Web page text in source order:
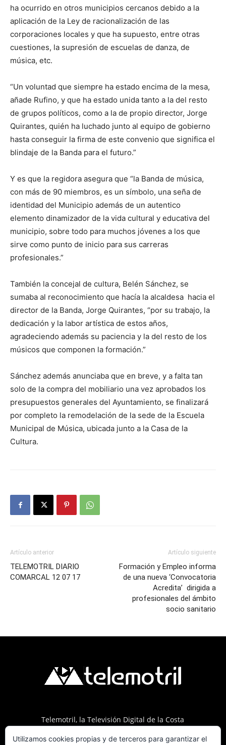
ha ocurrido en otros municipios cercanos debido a la
aplicación de la Ley de racionalización de las
corporaciones locales y que ha supuesto, entre otras
cuestiones, la supresión de escuelas de danza, de
música, etc.
“Un voluntad que siempre ha estado encima de la mesa,
añade Rufino, y que ha estado unida tanto a la del resto
de grupos políticos, como a la de propio director, Jorge
Quirantes, quién ha luchado junto al equipo de gobierno
hasta conseguir la firma de este convenio que significa el
blindaje de la Banda para el futuro.”
Y es que la regidora asegura que “la Banda de música,
con más de 90 miembros, es un símbolo, una seña de
identidad del Municipio además de un autentico
elemento dinamizador de la vida cultural y educativa del
municipio, sobre todo para muchos jóvenes a los que
sirve como punto de inicio para sus carreras
profesionales.”
También la concejal de cultura, Belén Sánchez, se
sumaba al reconocimiento que hacía la alcaldesa hacia el
director de la Banda, Jorge Quirantes, “por su trabajo, la
dedicación y la labor artística de estos años,
agradeciendo además su paciencia y la del resto de los
músicos que componen la formación.”
Sánchez además anunciaba que en breve, y a falta tan
solo de la compra del mobiliario una vez aprobados los
presupuestos generales del Ayuntamiento, se finalizará
por completo la remodelación de la sede de la Escuela
Municipal de Música, ubicada junto a la Casa de la
Cultura.
Artículo anterior
TELEMOTRIL DIARIO
COMARCAL 12 07 17
Artículo siguiente
Formación y Empleo informa
de una nueva ‘Convocatoria
Acredita’ dirigida a
profesionales del ámbito
socio sanitario
Telemotril, la Televisión Digital de la Costa
del 107.7 en OndaSur Motril.
Utilizamos cookies propias y de terceros para garantizar el